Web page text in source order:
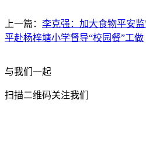
上一篇： 李克强：加大食物平安
平赴杨梓塘小学督导“校园餐”工做
与我们一起
扫描二维码关注我们